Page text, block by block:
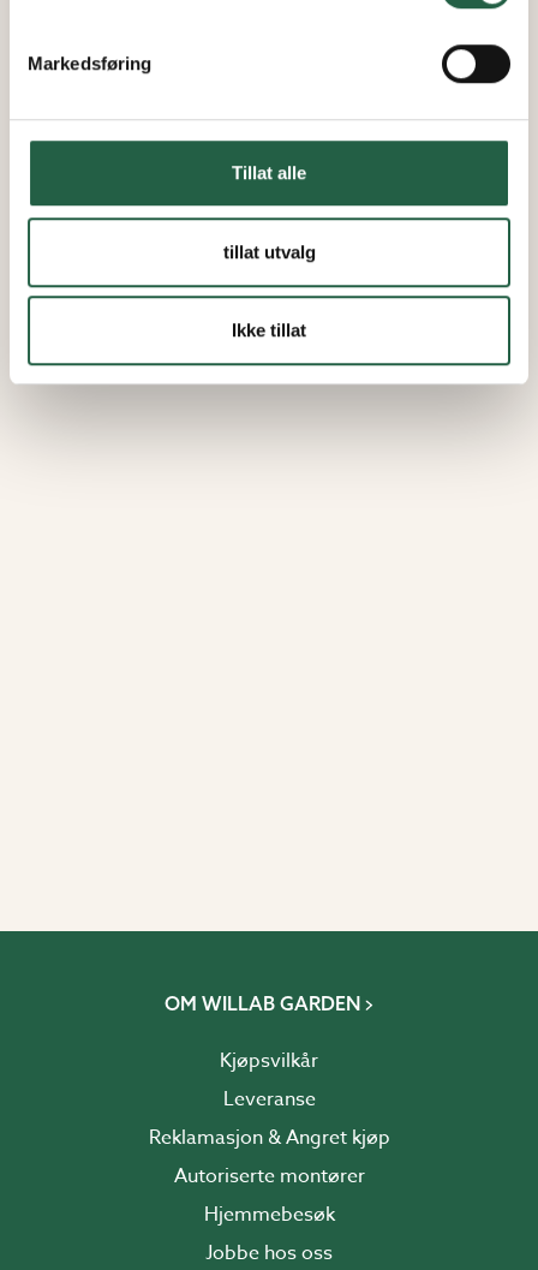
Markedsføring
Tillat alle
tillat utvalg
Ikke tillat
OM WILLAB GARDEN
Kjøpsvilkår
Leveranse
Reklamasjon & Angret kjøp
Autoriserte montører
Hjemmebesøk
Jobbe hos oss